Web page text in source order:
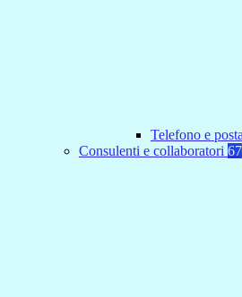
Telefono e
Consulenti e collaboratori 67